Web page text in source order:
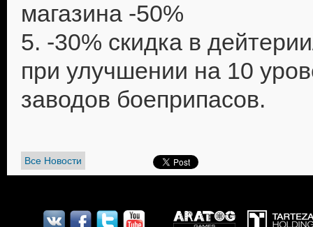
магазина -50%
5. -30% скидка в
при улучшении на 10
заводов боеприпасов.
Все Новости